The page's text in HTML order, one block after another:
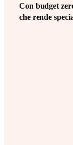
Con budget
che rende